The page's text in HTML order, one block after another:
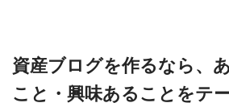
資産ブログを作るなら、
こと・興味あることをテ